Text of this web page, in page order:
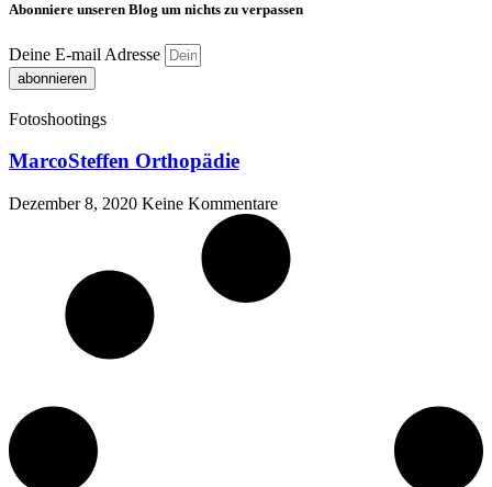
Abonniere unseren Blog um nichts zu verpassen
Deine E-mail Adresse
abonnieren
Fotoshootings
MarcoSteffen Orthopädie
Dezember 8, 2020 Keine Kommentare